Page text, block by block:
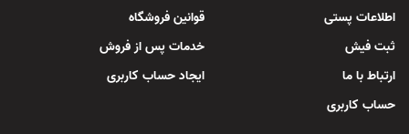
قوانین فروشگاه
خدمات پس از فروش
ایجاد حساب کاربری
اطلاعات پستی
ثبت فیش
ارتباط با ما
حساب کاربری